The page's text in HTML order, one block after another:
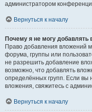
администратором
Вернуться к началу
Почему я не могу добавлять
Право добавления вложений
форума, группы или
не разрешить добавление
возможно, что добавлять
определённых групп. Если вы
вложения, свяжитесь с
Вернуться к началу